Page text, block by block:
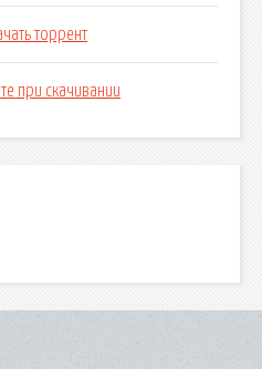
торрент
при скачивании